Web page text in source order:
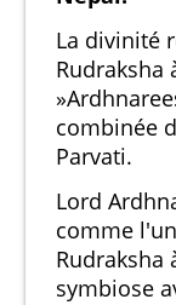
La divinité
Rudraksha
combinée
Parvati.
Lord
comme
Rudraksha
symbiose